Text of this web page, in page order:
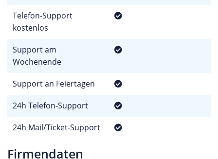
Telefon-Support
kostenlos
Support am
Wochenende
Support an Feiertagen
24h Telefon-Support
24h Mail/Ticket-Support
Firmendaten